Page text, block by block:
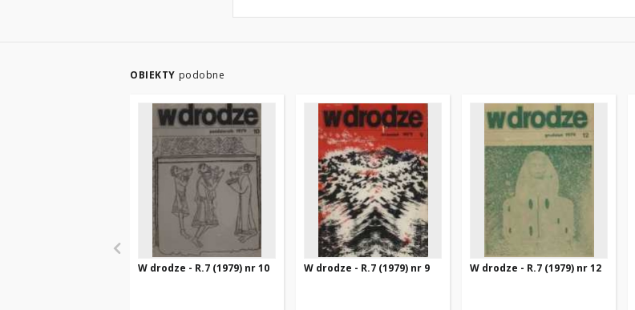
OBIEKTY podobne
W drodze - R.7 (1979) nr 10 W drodze - R.7 (1979) nr 9 W drodze - R.7 (1979) nr 12